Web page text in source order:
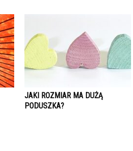
JAKI ROZMIAR MA DUŻĄ
PODUSZKA?